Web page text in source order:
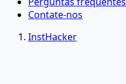
Contate-nos
InstHacker